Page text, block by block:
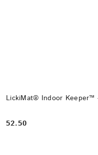
LickiMat® Indoor Keeper™
Cena:
52.50